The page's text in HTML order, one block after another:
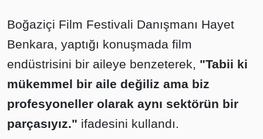
Boğaziçi Film Festivali Danışmanı Hayet
Benkara, yaptığı konuşmada film
endüstrisini bir aileye benzeterek, "Tabii ki
mükemmel bir aile değiliz ama biz
profesyoneller olarak aynı sektörün bir
parçasıyız." ifadesini kullandı.